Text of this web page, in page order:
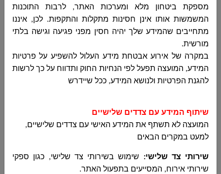
פרסום חוזר מכרז 10-2025 לביצוע עבודות
קבלניות – גינת גג מרכז פיס קהילתי דיר אל אסד
مجلس دير الاسد المحلي
קבלניות – גינת גג מרכז פיס קהילתי דיר אל אסד ...
תוכנית קייטנות הגנים ובית ספר
مجلس دير الاسد المحلي
תוכנית קייטנות הגנים ובית ספר...
מספקת ביטחון מלא ומערכות האתר, לרבות התוכנות
המשמשות אותו אינן חסינות מתקלות והתקפות. לכן, איננו
מתחייבים שהמידע שלך יהיה חסין מפני פגיעה וגישה בלתי
מורשית.
במקרה של אירוע אבטחת מידע העלול להשפיע על פרטיות
המידע, המועצה תפעל לפי הנחיות החוק ותדווח על כך לרשות
להגנת הפרטיות ולנושא המידע, ככל שיידרש
שיתוף המידע עם צדדים שלישיים
המועצה לא תשתף את המידע האישי עם צדדים שלישיים,
למעט במקרים הבאים
שירותי צד שלישי:
שימוש בשירותי צד שלישי, כגון ספקי
שירותי אירוח, המסייעים בתפעול האתר.